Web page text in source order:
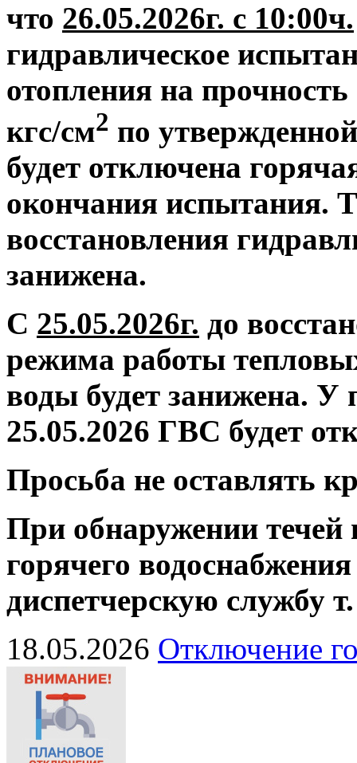
что 26.05.2026г. с 10:00ч.
гидравлическое
отопления на
кгс/см2 по
будет отключена
окончания испытания.
восстановления
занижена.
С 25.05.2026г. до
режима работы
воды будет занижена. У
25.05.2026 ГВС будет
Просьба не оставлять
При обнаружении течей
горячего
диспетчерскую службу
18.05.2026 Отключение